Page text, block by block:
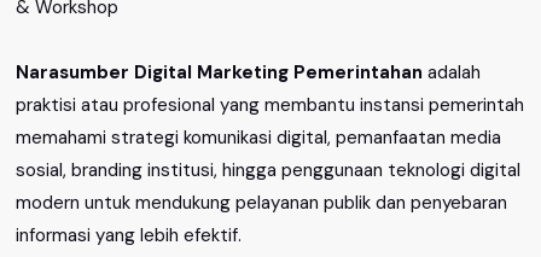
Narasumber Digital Marketing Pemerintahan adalah
praktisi atau profesional yang membantu instansi pemerintah
memahami strategi komunikasi digital, pemanfaatan media
sosial, branding institusi, hingga penggunaan teknologi digital
modern untuk mendukung pelayanan publik dan penyebaran
informasi yang lebih efektif.